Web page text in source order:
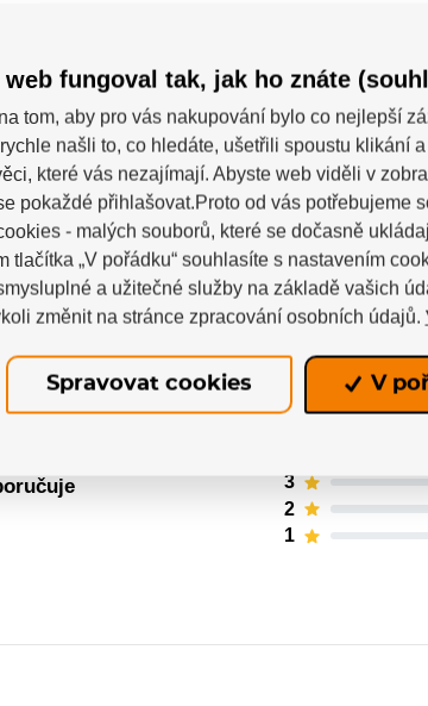
určen
spolehlivé a odolné štulpny s
uživatelů. Hodnotit produkty
3
2
1
web fungoval tak, jak ho znáte
tom, aby pro vás nakupování bylo co nejlepší
našli to, co hledáte, ušetřili spoustu klikání
které vás nezajímají. Abyste web viděli v
pokaždé přihlašovat.Proto od vás potřebujeme
- malých souborů, které se dočasně
tlačítka „V pořádku“ souhlasíte s nastavením
a užitečné služby na základě vašich
změnit na stránce zpracování osobních údajů.
Spravovat cookies V